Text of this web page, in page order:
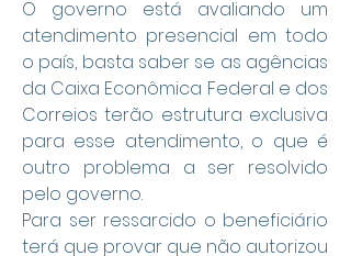
O governo está avaliando um
atendimento presencial em todo
o país, basta saber se as agências
da Caixa Econômica Federal e dos
Correios terão estrutura exclusiva
para esse atendimento, o que é
outro problema a ser resolvido
pelo governo.
Para ser ressarcido o beneficiário
terá que provar que não autorizou